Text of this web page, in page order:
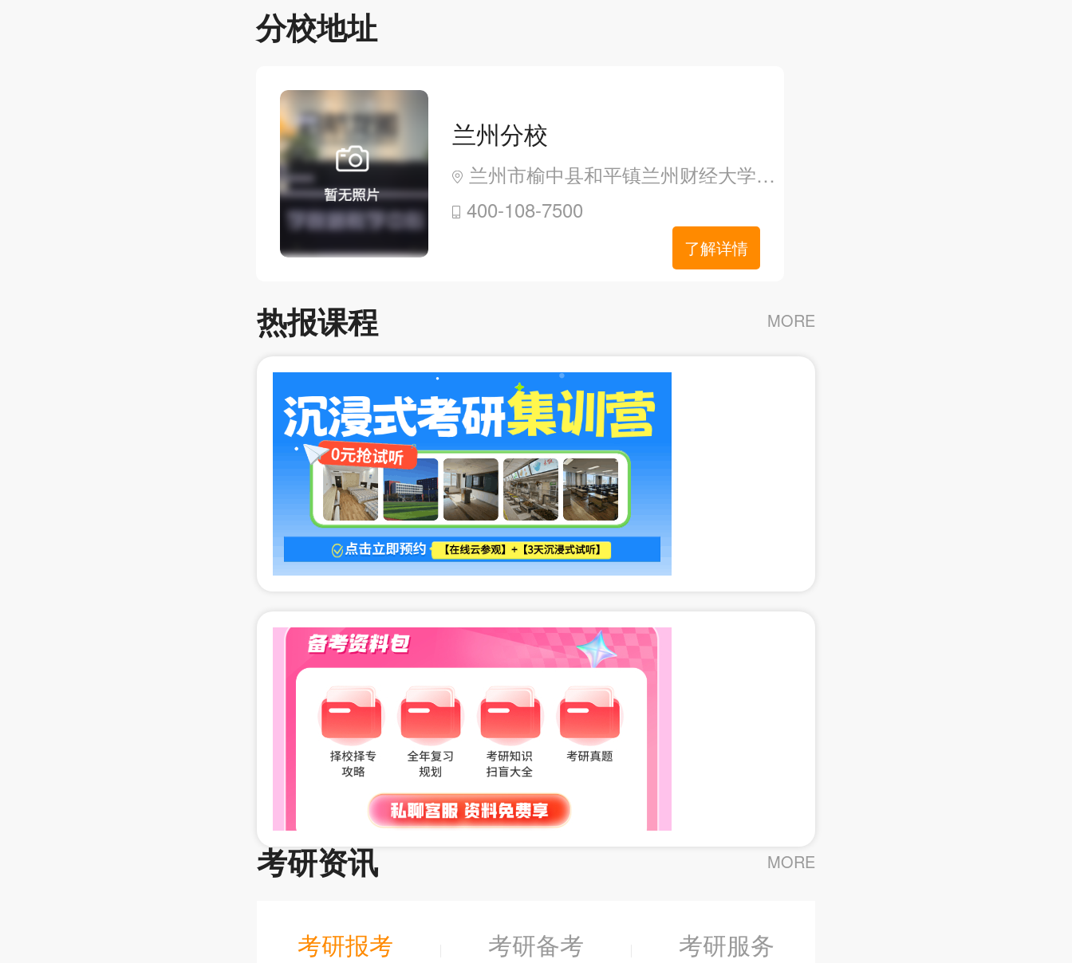
分校地址
兰州分校
兰州市榆中县和平镇兰州财经大学和平校区3号公寓旁巷子口3楼
400-108-7500
了解详情
热报课程 MORE
考研资讯 MORE
考研报考 考研备考 考研服务